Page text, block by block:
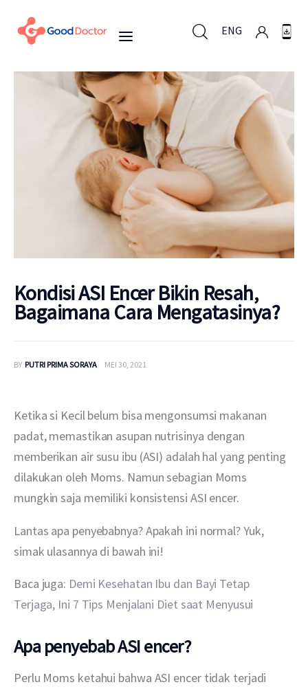
ENG
Untuk Bisnis
Untuk Anda
Mengapa Good Doctor
Berita
Layanan
Kondisi ASI Encer Bikin Resah,
Bagaimana Cara Mengatasinya?
BY PUTRI PRIMA SORAYA MEI 30, 2021
Ketika si Kecil belum bisa mengonsumsi makanan
padat, memastikan asupan nutrisinya dengan
memberikan air susu ibu (ASI) adalah hal yang penting
dilakukan oleh Moms. Namun sebagian Moms
mungkin saja memiliki konsistensi ASI encer.
Lantas apa penyebabnya? Apakah ini normal? Yuk,
simak ulasannya di bawah ini!
Baca juga: Demi Kesehatan Ibu dan Bayi Tetap
Terjaga, Ini 7 Tips Menjalani Diet saat Menyusui
Apa penyebab ASI encer?
Perlu Moms ketahui bahwa ASI encer tidak terjadi